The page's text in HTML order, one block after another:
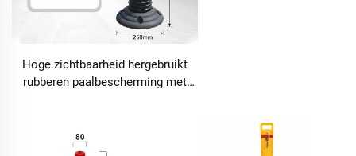
Hoge zichtbaarheid hergebruikt
rubberen paalbescherming met